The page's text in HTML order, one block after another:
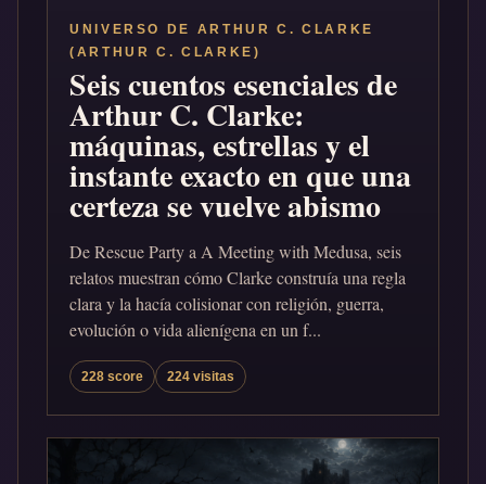
UNIVERSO DE ARTHUR C. CLARKE
(ARTHUR C. CLARKE)
Seis cuentos esenciales de
Arthur C. Clarke:
máquinas, estrellas y el
instante exacto en que una
certeza se vuelve abismo
De Rescue Party a A Meeting with Medusa, seis
relatos muestran cómo Clarke construía una regla
clara y la hacía colisionar con religión, guerra,
evolución o vida alienígena en un f...
228 score 224 visitas